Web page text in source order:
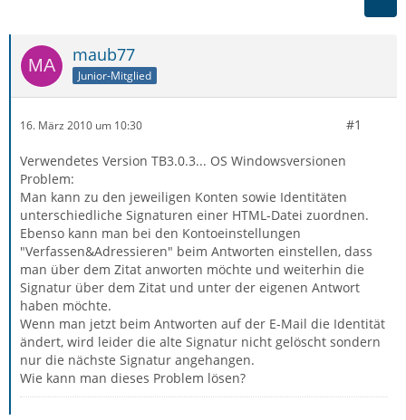
maub77
Junior-Mitglied
16. März 2010 um 10:30 #1
Verwendetes Version TB3.0.3... OS Windowsversionen
Problem:
Man kann zu den jeweiligen Konten sowie Identitäten
unterschiedliche Signaturen einer HTML-Datei zuordnen.
Ebenso kann man bei den Kontoeinstellungen
"Verfassen&Adressieren" beim Antworten einstellen, dass
man über dem Zitat anworten möchte und weiterhin die
Signatur über dem Zitat und unter der eigenen Antwort
haben möchte.
Wenn man jetzt beim Antworten auf der E-Mail die Identität
ändert, wird leider die alte Signatur nicht gelöscht sondern
nur die nächste Signatur angehangen.
Wie kann man dieses Problem lösen?